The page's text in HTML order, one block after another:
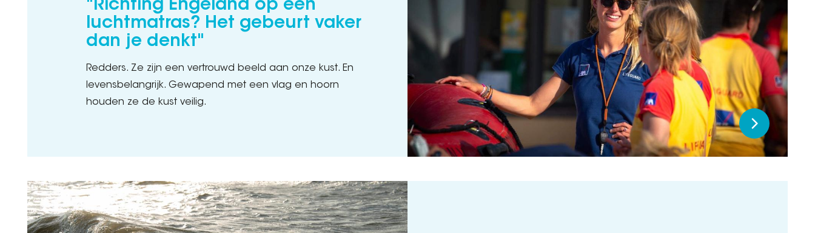
"Richting Engeland op een
luchtmatras? Het gebeurt vaker
dan je denkt"
Redders. Ze zijn een vertrouwd beeld aan onze kust. En
levensbelangrijk. Gewapend met een vlag en hoorn
houden ze de kust veilig.